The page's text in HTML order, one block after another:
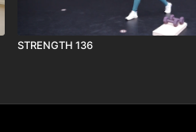
STRENGTH 136